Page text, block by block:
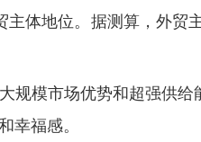
主体地位。据测算，外
规模市场优势和超强供
幸福感。